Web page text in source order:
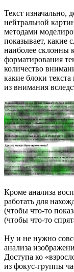
Текст изначально,
нейтральной
методами
показывает, какие
наиболее склонны
форматирования
количество
какие блоки
из внимания
Кроме анализа
работать для
(чтобы что-то
(чтобы что-то
Ну и не нужно
анализа
Доступа ко
из фокус-группы